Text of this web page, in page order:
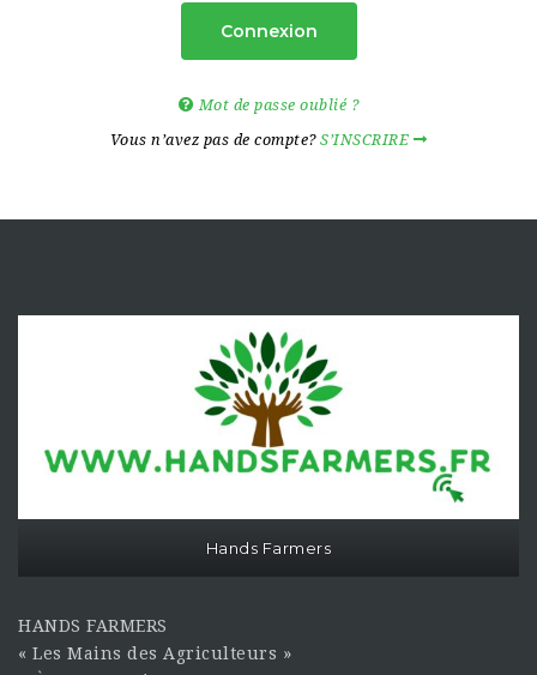
Connexion
Mot de passe oublié ?
Vous n’avez pas de compte?S’INSCRIRE
Hands Farmers
HANDS FARMERS
« Les Mains des Agriculteurs »